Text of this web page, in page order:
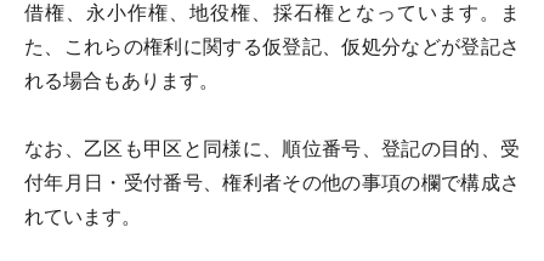
借権、永小作権、地役権、採石権となっています。ま
た、これらの権利に関する仮登記、仮処分などが登記さ
れる場合もあります。
なお、乙区も甲区と同様に、順位番号、登記の目的、受
付年月日・受付番号、権利者その他の事項の欄で構成さ
れています。